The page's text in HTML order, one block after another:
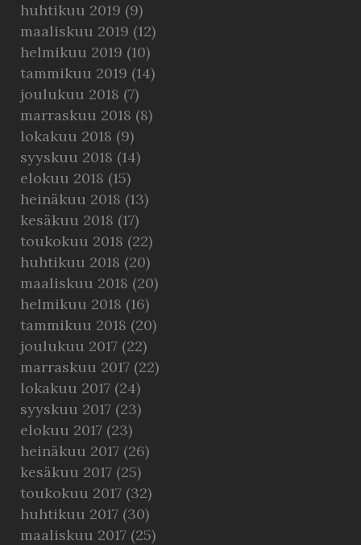
huhtikuu 2019 (9)
maaliskuu 2019 (12)
helmikuu 2019 (10)
tammikuu 2019 (14)
joulukuu 2018 (7)
marraskuu 2018 (8)
lokakuu 2018 (9)
syyskuu 2018 (14)
elokuu 2018 (15)
heinäkuu 2018 (13)
kesäkuu 2018 (17)
toukokuu 2018 (22)
huhtikuu 2018 (20)
maaliskuu 2018 (20)
helmikuu 2018 (16)
tammikuu 2018 (20)
joulukuu 2017 (22)
marraskuu 2017 (22)
lokakuu 2017 (24)
syyskuu 2017 (23)
elokuu 2017 (23)
heinäkuu 2017 (26)
kesäkuu 2017 (25)
toukokuu 2017 (32)
huhtikuu 2017 (30)
maaliskuu 2017 (25)